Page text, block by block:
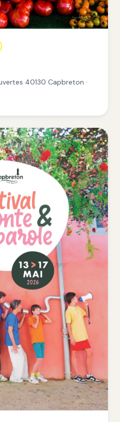
40130 Capbreton ·